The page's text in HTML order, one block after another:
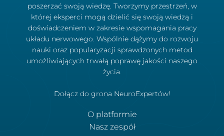
poszerzać swoją wiedzę. Tworzymy przestrzeń, w
której eksperci mogą dzielić się swoją wiedzą i
doświadczeniem w zakresie wspomagania pracy
układu nerwowego. Wspólnie dążymy do rozwoju
nauki oraz popularyzacji sprawdzonych metod
umożliwiających trwałą poprawę jakości naszego
życia.
Dołącz do grona NeuroExpertów!
O platformie
Nasz zespół